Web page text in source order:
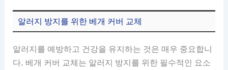
알러지 방지를 위한 베개 커버 교체
알러지를 예방하고 건강을 유지하는 것은 매우 중요합니
다. 베개 커버 교체는 알러지 방지를 위한 필수적인 요소